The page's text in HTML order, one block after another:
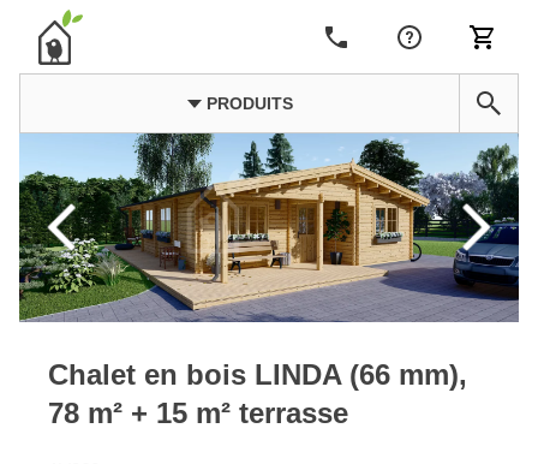
PRODUITS
Chalet en bois LINDA (66 mm),
78 m² + 15 m² terrasse